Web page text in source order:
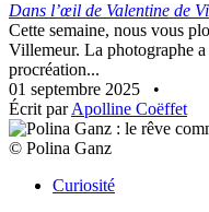
Dans l’œil de Valentine de
Cette semaine, nous vous
Villemeur. La photographe
procréation...
01 septembre 2025
•
Écrit parApolline Coëffet
© Polina Ganz
Curiosité